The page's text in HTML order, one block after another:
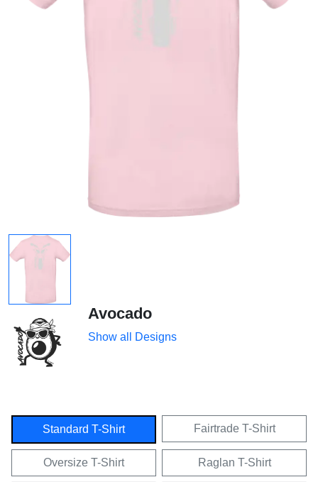
Avocado
Show all Designs
Standard T-Shirt Fairtrade T-Shirt
Oversize T-Shirt Raglan T-Shirt